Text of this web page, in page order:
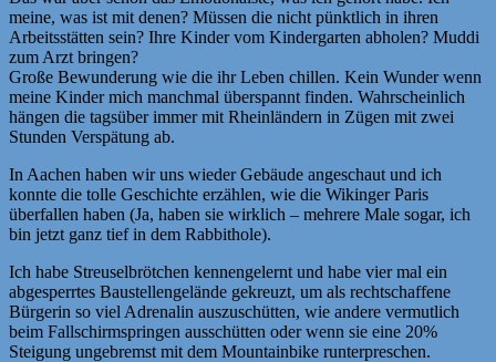
meine, was ist mit denen? Müssen die nicht pünktlich in ihren
Arbeitsstätten sein? Ihre Kinder vom Kindergarten abholen? Muddi
zum Arzt bringen?
Große Bewunderung wie die ihr Leben chillen. Kein Wunder wenn
meine Kinder mich manchmal überspannt finden. Wahrscheinlich
hängen die tagsüber immer mit Rheinländern in Zügen mit zwei
Stunden Verspätung ab.
In Aachen haben wir uns wieder Gebäude angeschaut und ich
konnte die tolle Geschichte erzählen, wie die Wikinger Paris
überfallen haben (Ja, haben sie wirklich – mehrere Male sogar, ich
bin jetzt ganz tief in dem Rabbithole).
Ich habe Streuselbrötchen kennengelernt und habe vier mal ein
abgesperrtes Baustellengelände gekreuzt, um als rechtschaffene
Bürgerin so viel Adrenalin auszuschütten, wie andere vermutlich
beim Fallschirmspringen ausschütten oder wenn sie eine 20%
Steigung ungebremst mit dem Mountainbike runterpreschen.